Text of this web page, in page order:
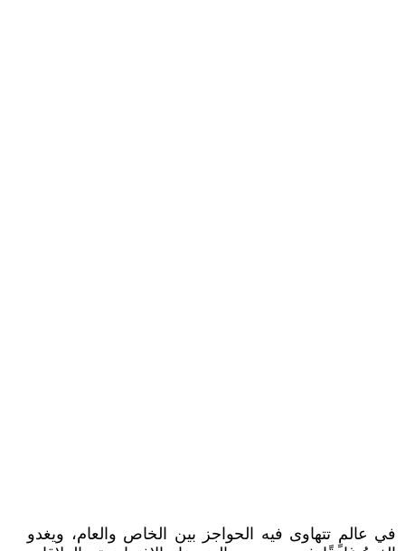
في عالمٍ تتهاوى فيه الحواجز بين الخاص والعام، ويغدو